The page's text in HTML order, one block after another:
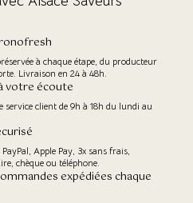
à chaque étape, du producteur
Livraison en 24 à 48h.
votre écoute
service client de 9h à 18h du lundi au
Apple Pay, 3x sans frais,
chèque ou téléphone.
expédiées chaque